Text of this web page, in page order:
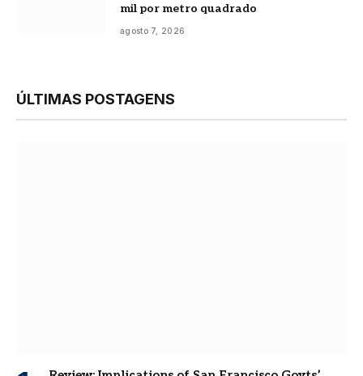
mil por metro quadrado
agosto 7, 2026
ÚLTIMAS POSTAGENS